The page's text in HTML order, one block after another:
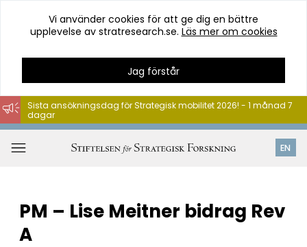
Hoppa
till
innehåll
Vi använder cookies för att ge dig en bättre
upplevelse av stratresearch.se. Läs mer om cookies
Jag förstår
EN
Sista ansökningsdag för Strategisk mobilitet 2026! - 1 månad 7
dagar
PM – Lise Meitner bidrag Rev
A